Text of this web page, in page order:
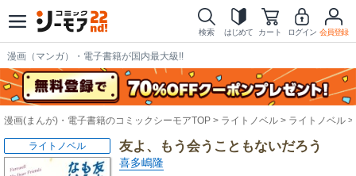
検索 はじめて カート ログイン 会員登録
漫画（マンガ）・電子書籍が国内最大級!!
漫画(まんが)・電子書籍のコミックシーモアTOP ライトノベル ライトノベル
友よ、もう会うこともないだろう
喜多嶋隆
ライトノベル